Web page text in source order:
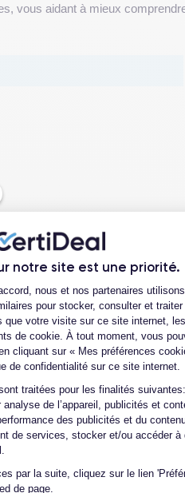
notre site est une priorité.
du
nous et nos partenaires
pour stocker, consulter et traiter
que votre visite sur ce site internet, les
de cookie. À tout moment, vous
cliquant sur « Mes préférences
de confidentialité sur ce site internet.
traitées pour les finalités suivantes:
de l’appareil, publicités et
des publicités et du
de services, stocker et/ou accéder à
par la suite, cliquez sur le lien
de page.
Axeptio consent
vous aidant à mieux
Titanium naturel, et Titanium